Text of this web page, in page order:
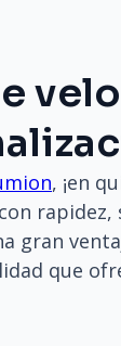
, ¡en
rapidez,
gran
que